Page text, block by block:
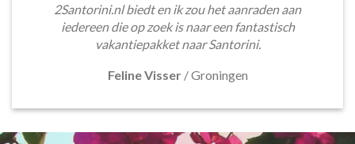
2Santorini.nl biedt en ik zou het aanraden aan
iedereen die op zoek is naar een fantastisch
vakantiepakket naar Santorini.
Feline Visser /Groningen